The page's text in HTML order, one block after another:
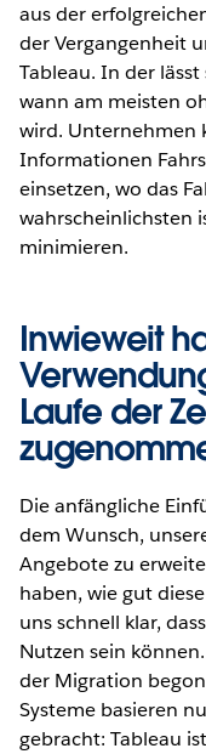
aus der
der Vergangenheit
Tableau. In der
wann am meisten
wird. Unternehmen
Informationen
einsetzen, wo das
wahrscheinlichsten
minimieren.
Inwieweit
Laufe der
Die anfängliche
dem Wunsch,
Angebote zu
haben, wie gut
uns schnell klar,
Nutzen sein
der Migration
Systeme basieren
gebracht: Tableau